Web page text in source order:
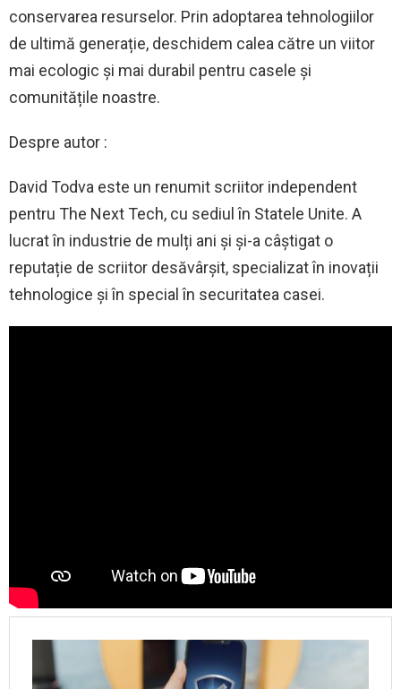
conservarea resurselor. Prin adoptarea tehnologiilor
de ultimă generație, deschidem calea către un viitor
mai ecologic și mai durabil pentru casele și
comunitățile noastre.
Despre autor :
David Todva este un renumit scriitor independent
pentru The Next Tech, cu sediul în Statele Unite. A
lucrat în industrie de mulți ani și și-a câștigat o
reputație de scriitor desăvârșit, specializat în inovații
tehnologice și în special în securitatea casei.